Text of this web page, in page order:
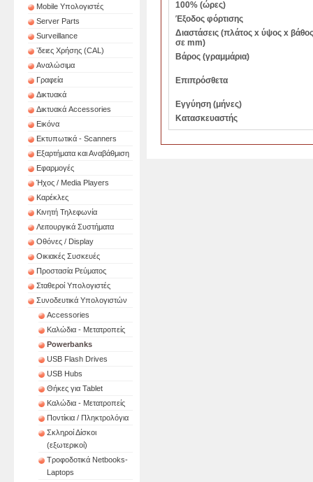
Mobile Υπολογιστές
Server Parts
Surveillance
ʼδειες Χρήσης (CAL)
Αναλώσιμα
Γραφεία
Δικτυακά
Δικτυακά Accessories
Εικόνα
Εκτυπωτικά - Scanners
Εξαρτήματα και Αναβάθμιση
Εφαρμογές
Ήχος / Media Players
Καρέκλες
Κινητή Τηλεφωνία
Λειτουργικά Συστήματα
Οθόνες / Display
Οικιακές Συσκευές
Προστασία Ρεύματος
Σταθεροί Υπολογιστές
Συνοδευτικά Υπολογιστών
Accessories
Καλώδια - Μετατροπείς
Powerbanks
USB Flash Drives
USB Hubs
Θήκες για Tablet
Καλώδια - Μετατροπείς
Ποντίκια / Πληκτρολόγια
Σκληροί Δίσκοι
(εξωτερικοί)
Τροφοδοτικά Netbooks-
Laptops
100% (ώρες)
Έξοδος φόρτισης
Διαστάσεις (πλάτος x ύψος x
σε mm)
Βάρος (γραμμάρια)
Επιπρόσθετα
Εγγύηση (μήνες)
Κατασκευαστής